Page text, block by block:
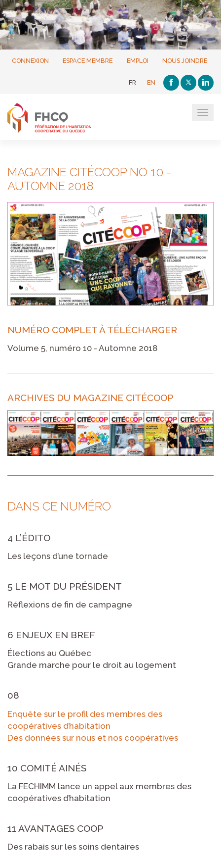
CONNEXION ESPACE MEMBRE EMPLOI NOUS JOINDRE
FR EN
MAGAZINE CITÉCOOP NO 10 -
AUTOMNE 2018
NUMÉRO COMPLET À TÉLÉCHARGER
Volume 5, numéro 10 - Automne 2018
ARCHIVES DU MAGAZINE CITÉCOOP
DANS CE NUMÉRO
4 L’ÉDITO
Les leçons d’une tornade
5 LE MOT DU PRÉSIDENT
Réflexions de fin de campagne
6 ENJEUX EN BREF
Élections au Québec
Grande marche pour le droit au logement
08
Enquête sur le profil des membres des
coopératives d’habitation
Des données sur nous et nos coopératives
10 COMITÉ AINÉS
La FECHIMM lance un appel aux membres des
coopératives d’habitation
11 AVANTAGES COOP
Des rabais sur les soins dentaires